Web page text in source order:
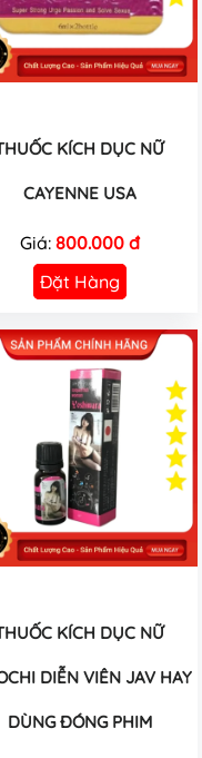
KÍCH DỤC NỮ
CAYENNE USA
Giá: 800.000 đ
Đặt Hàng
KÍCH DỤC NỮ
DIỄN VIÊN JAV HAY
DÙNG ĐÓNG PHIM